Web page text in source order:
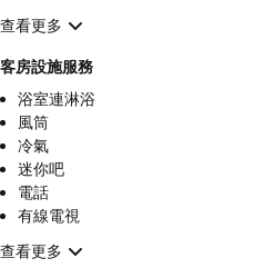
查看更多
客房設施服務
浴室連淋浴
風筒
冷氣
迷你吧
電話
有線電視
查看更多